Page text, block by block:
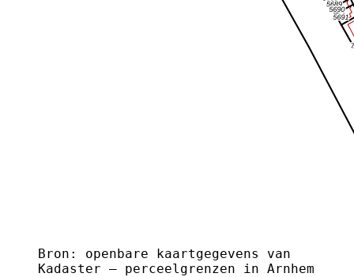
Bron: openbare kaartgegevens van
Kadaster — perceelgrenzen in Arnhem